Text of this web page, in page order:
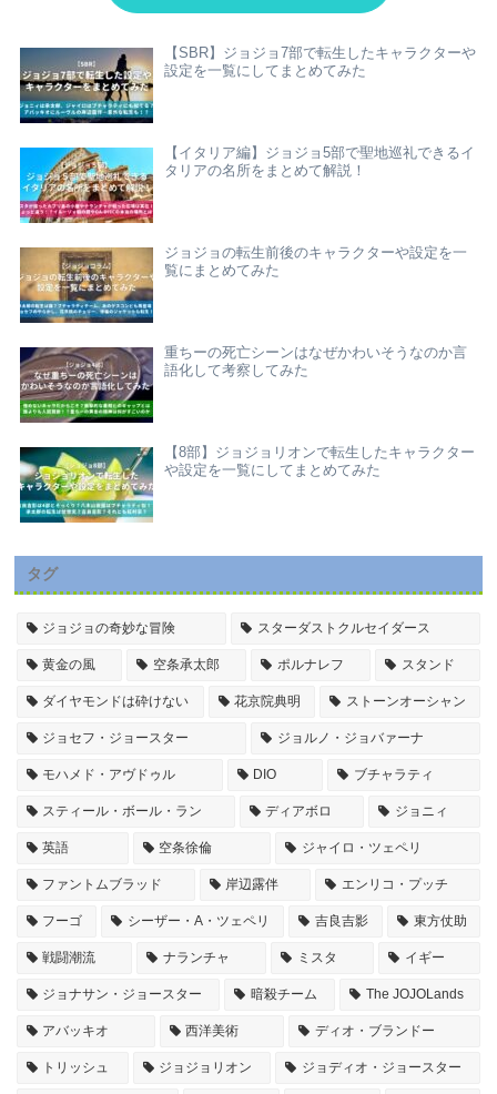
【SBR】ジョジョ7部で転生したキャラクターや
設定を一覧にしてまとめてみた
【イタリア編】ジョジョ5部で聖地巡礼できるイ
タリアの名所をまとめて解説！
ジョジョの転生前後のキャラクターや設定を一
覧にまとめてみた
重ちーの死亡シーンはなぜかわいそうなのか言
語化して考察してみた
【8部】ジョジョリオンで転生したキャラクター
や設定を一覧にしてまとめてみた
タグ
ジョジョの奇妙な冒険 スターダストクルセイダース
黄金の風 空条承太郎 ポルナレフ スタンド
ダイヤモンドは砕けない 花京院典明 ストーンオーシャン
ジョセフ・ジョースター ジョルノ・ジョバァーナ
モハメド・アヴドゥル DIO ブチャラティ
スティール・ボール・ラン ディアボロ ジョニィ
英語 空条徐倫 ジャイロ・ツェペリ
ファントムブラッド 岸辺露伴 エンリコ・プッチ
フーゴ シーザー・A・ツェペリ 吉良吉影 東方仗助
戦闘潮流 ナランチャ ミスタ イギー
ジョナサン・ジョースター 暗殺チーム The JOJOLands
アバッキオ 西洋美術 ディオ・ブランドー
トリッシュ ジョジョリオン ジョディオ・ジョースター